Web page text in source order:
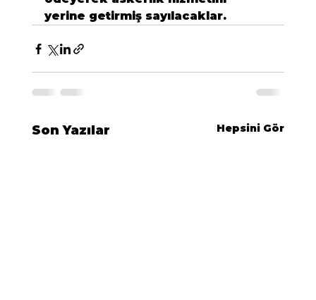
yerine getirmiş sayılacaklar.
Son Yazılar Hepsini Gör